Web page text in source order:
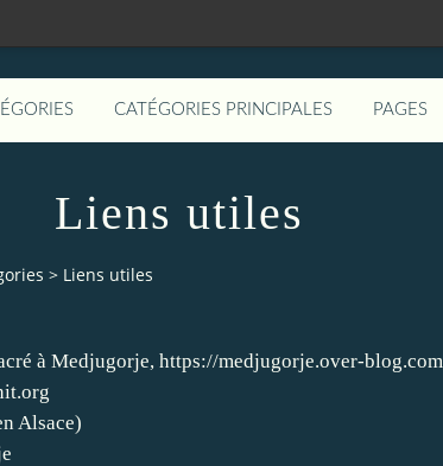
CATÉGORIES PRINCIPALES PAGES
Liens utiles
> Liens utiles
à Medjugorje, https://medjugorje.over-blog.com
Alsace)